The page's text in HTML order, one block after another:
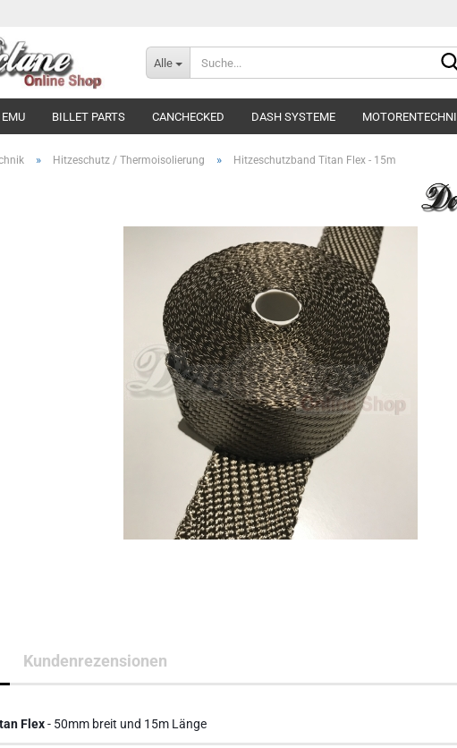
Alle
BILLET PARTS CANCHECKED DASH SYSTEME
» Hitzeschutz / Thermoisolierung » Hitzeschutzband Titan Flex - 15m
Kundenrezensionen
Flex- 50mm breit und 15m Länge